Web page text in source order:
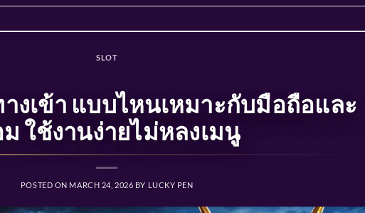
SLOT
งเข้า แบบไหนเหมาะกับมือถือและ
ใช้งานง่ายไม่หลงเมนู
POSTED ON MARCH 24, 2026 BY LUCKY PEN